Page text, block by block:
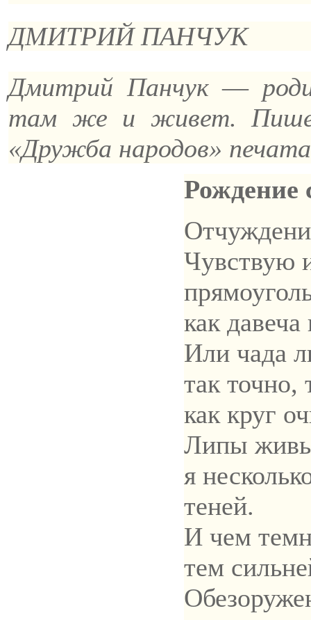
ДМИТРИЙ ПАНЧУК
Дмитрий Панчук—
там же и живет.
«Дружба народов»
Рождение
Чувствую
как
Или чада
так точно,
как круг
Липы
я
теней.
И чем
тем